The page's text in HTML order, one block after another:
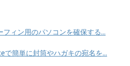
ィン用のパソコンを確保する...
簡単に封筒やハガキの宛名を...